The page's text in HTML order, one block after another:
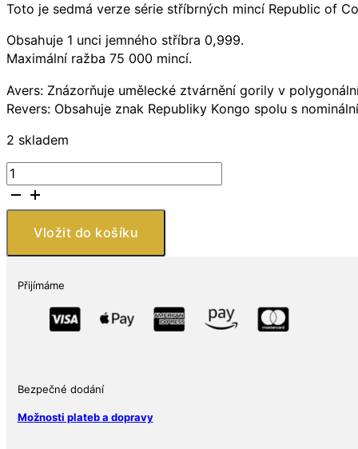
Toto je sedmá verze série stříbrných mincí Republic of
Obsahuje 1 unci jemného stříbra 0,999.
Maximální ražba 75 000 mincí.
Avers: Znázorňuje umělecké ztvárnění gorily v
Revers: Obsahuje znak Republiky Kongo spolu s
2 skladem
Scottsdale
Mint
Gorilla
množství
Vložit do košíku
Přijímáme
Bezpečné dodání
Možnosti plateb a dopravy